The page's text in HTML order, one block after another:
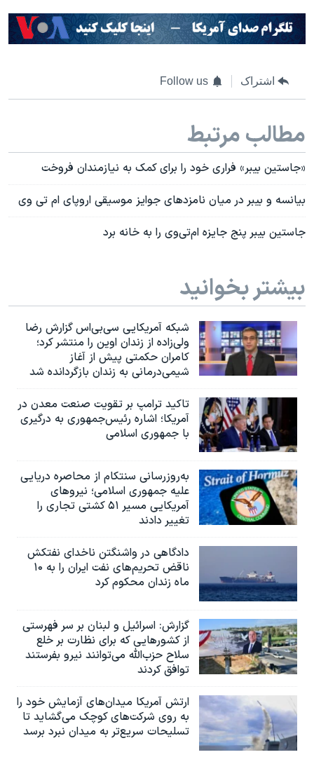
اشتراک Follow us
مطالب مرتبط
«جاستین بیبر» فراری خود را برای کمک به نیازمندان فروخت
بیانسه و بیبر در میان نامزدهای جوایز موسیقی اروپای ام تی وی
جاستین بیبر پنج جایزه ام‌تی‌وی را به خانه برد
بیشتر بخوانید
شبکه آمریکایی سی‌بی‌‌اس گزارش رضا
ولی‌زاده از زندان اوین را منتشر کرد؛
کامران حکمتی پیش از آغاز
شیمی‌درمانی به زندان بازگردانده شد
تاکید ترامپ بر تقویت صنعت معدن در
آمریکا؛ اشاره رئیس‌جمهوری به درگیری
با جمهوری اسلامی
به‌روزرسانی سنتکام از محاصره دریایی
علیه جمهوری اسلامی؛ نیروهای
آمریکایی مسیر ۵۱ کشتی تجاری را
تغییر دادند
دادگاهی در واشنگتن ناخدای نفتکش
ناقض تحریم‌های نفت ایران را به ۱۰
ماه زندان محکوم کرد
گزارش‌: اسرائيل و لبنان بر سر فهرستی
از کشورهایی که برای نظارت بر خلع
سلاح حزب‌الله می‌توانند نیرو بفرستند
توافق کردند
ارتش آمریکا میدان‌های آزمایش خود را
به روی شرکت‌های کوچک می‌گشاید تا
تسلیحات سریع‌تر به میدان نبرد برسد